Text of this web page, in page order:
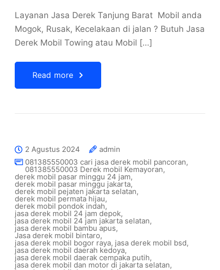
Layanan Jasa Derek Tanjung Barat Mobil anda
Mogok, Rusak, Kecelakaan di jalan ? Butuh Jasa
Derek Mobil Towing atau Mobil […]
Read more
2 Agustus 2024
admin
081385550003 cari jasa derek mobil pancoran,
081385550003 Derek mobil Kemayoran,
derek mobil pasar minggu 24 jam,
derek mobil pasar minggu jakarta,
derek mobil pejaten jakarta selatan,
derek mobil permata hijau,
derek mobil pondok indah,
jasa derek mobil 24 jam depok,
jasa derek mobil 24 jam jakarta selatan,
jasa derek mobil bambu apus,
Jasa derek mobil bintaro,
jasa derek mobil bogor raya, jasa derek mobil bsd,
jasa derek mobil daerah kedoya,
jasa derek mobil daerak cempaka putih,
jasa derek mobil dan motor di jakarta selatan,